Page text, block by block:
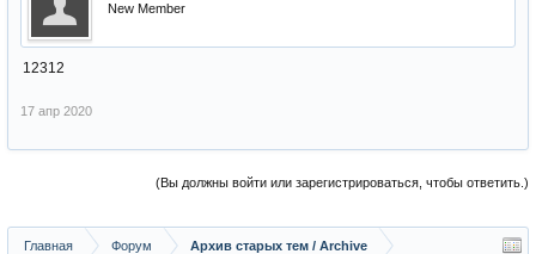
New Member
12312
17 апр 2020
(Вы должны войти или зарегистрироваться, чтобы ответить.)
Главная Форум Архив старых тем / Archive